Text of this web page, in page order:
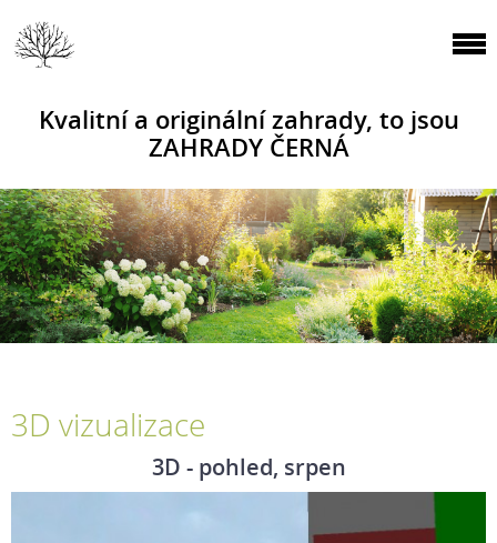
Kvalitní a originální zahrady, to jsou
ZAHRADY ČERNÁ
3D vizualizace
3D - pohled, srpen